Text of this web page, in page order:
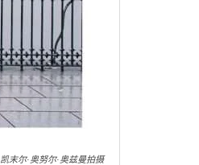
凯末尔·奥努尔·奥兹曼拍摄